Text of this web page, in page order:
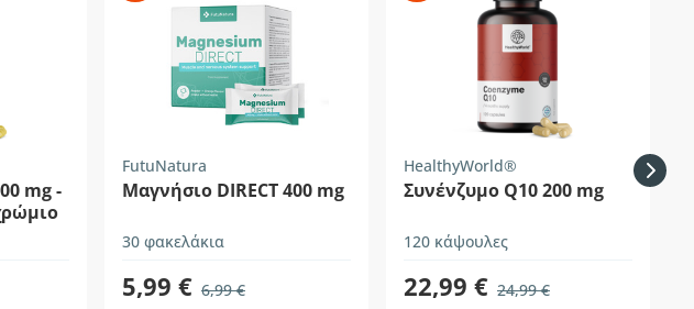
mg -
FutuNatura
Μαγνήσιο DIRECT 400 mg
30 φακελάκια
5,99 € 6,99 €
HealthyWorld®
Συνένζυμο Q10 200 mg
120 κάψουλες
22,99 € 24,99 €